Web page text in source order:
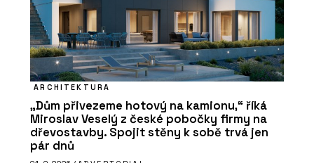
ARCHITEKTURA
„Dům přivezeme hotový na kamionu,“ říká
Miroslav Veselý z české pobočky firmy na
dřevostavby. Spojit stěny k sobě trvá jen
pár dnů